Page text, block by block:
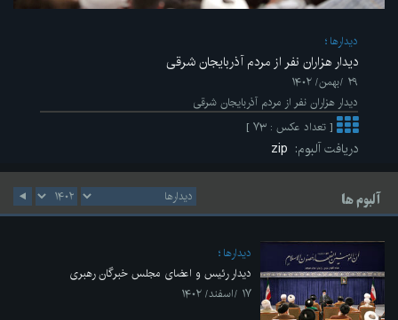
ديدارها
دیدار هزاران نفر از مردم آذربایجان شرقی
۲۹ /بهمن/ ۱۴۰۲
دیدار هزاران نفر از مردم آذربایجان شرقی
[ تعداد عکس : ۷۳ ]
دریافت آلبوم:
آلبوم ها
ديدارها
دیدار رئیس و اعضای مجلس خبرگان رهبری
۱۷ /اسفند/ ۱۴۰۲